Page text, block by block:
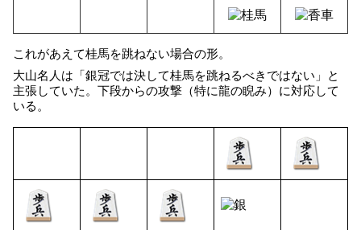
これがあえて桂馬を跳ねない場合の形。
大山名人は「銀冠では決して桂馬を跳ねるべきではない」と
主張していた。下段からの攻撃（特に龍の睨み）に対応して
いる。